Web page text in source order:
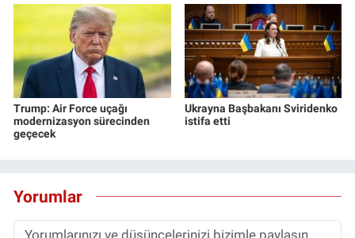
Trump: Air Force uçağı
modernizasyon sürecinden
geçecek
Ukrayna Başbakanı Sviridenko
istifa etti
Yorumlar